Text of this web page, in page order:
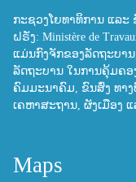
ກະຊວງໂຍທາທິການ ແລະ
ຝຣັ່ງ: Ministère de
ແມ່ນກົງຈັກຂອງລັດຖະບາ
ລັດຖະບານ ໃນການຄຸ້ມຄ
ຄົມມະນາຄົມ, ຂົນສົ່ງ ທາງ
ເຄຫາສະຖານ, ຜັງເມືອງ
Maps